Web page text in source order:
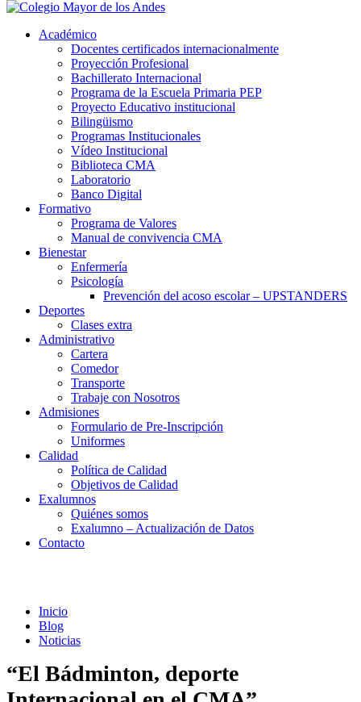
Académico
Docentes certificados internacionalmente
Proyección Profesional
Bachillerato Internacional
Programa de la Escuela Primaria PEP
Proyecto Educativo institucional
Bilingüismo
Programas Institucionales
Vídeo Institucional
Biblioteca CMA
Laboratorio
Banco Digital
Formativo
Programa de Valores
Manual de convivencia CMA
Bienestar
Enfermería
Psicología
Prevención del acoso escolar – UPSTANDERS
Deportes
Clases extra
Administrativo
Cartera
Comedor
Transporte
Trabaje con Nosotros
Admisiones
Formulario de Pre-Inscripción
Uniformes
Calidad
Política de Calidad
Objetivos de Calidad
Exalumnos
Quiénes somos
Exalumno – Actualización de Datos
Contacto
Inicio
Blog
Noticias
“El Bádminton, deporte